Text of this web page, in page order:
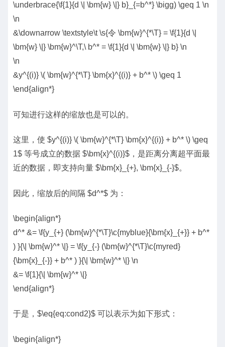
\underbrace{\f{1}{d \| \bm{w} \|} b}_{=b^*} \bigg) \geq 1 \n
\n
&\downarrow \textstyle\t \s{令 \bm{w}^{*\T} = \f{1}{d \|
\bm{w} \|} \bm{w}^\T,\ b^* = \f{1}{d \| \bm{w} \|} b} \n
\n
&y^{(i)} \( \bm{w}^{*\T} \bm{x}^{(i)} + b^* \) \geq 1
\end{align*}
可知进行这样的缩放也是可以的。
这里，使 $y^{(i)} \( \bm{w}^{*\T} \bm{x}^{(i)} + b^* \) \geq
1$ 等号成立的数据 $\bm{x}^{(i)}$，是距离分离超平面最
近的数据，即支持向量 $\bm{x}_{+}, \bm{x}_{-}$。
因此，缩放后的间隔 $d^*$ 为：
\begin{align*}
d^* &= \f{y_{+} (\bm{w}^{*\T}\c{myblue}{\bm{x}_{+}} + b^*
) }{\| \bm{w}^* \|} = \f{y_{-} (\bm{w}^{*\T}\c{myred}
{\bm{x}_{-}} + b^* ) }{\| \bm{w}^* \|} \n
&= \f{1}{\| \bm{w}^* \|}
\end{align*}
于是，$\eq{eq:cond2}$ 可以表示为如下形式：
\begin{align*}